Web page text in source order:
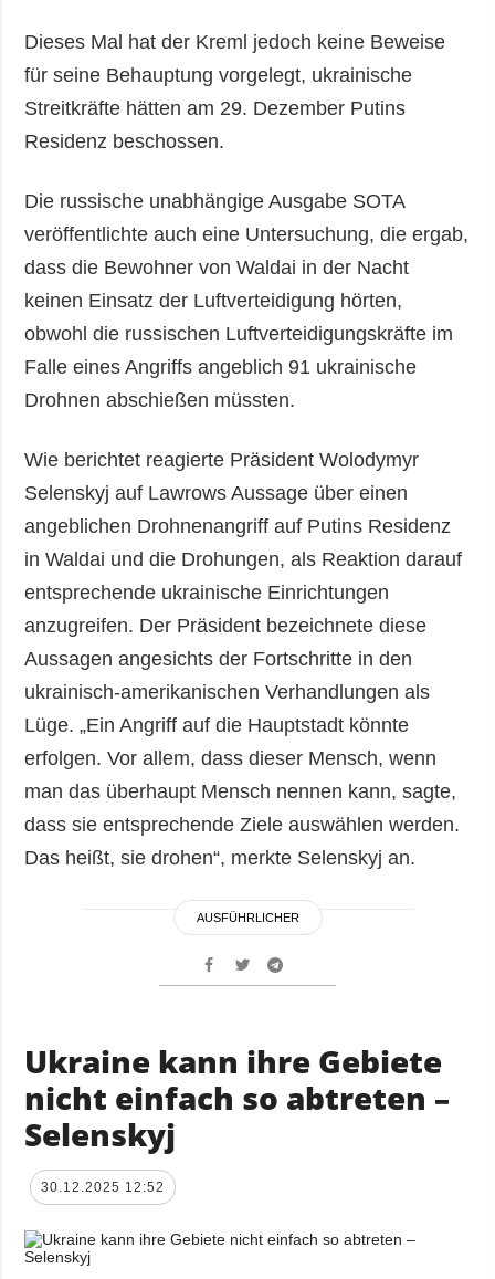
Dieses Mal hat der Kreml jedoch keine Beweise
für seine Behauptung vorgelegt, ukrainische
Streitkräfte hätten am 29. Dezember Putins
Residenz beschossen.
Die russische unabhängige Ausgabe SOTA
veröffentlichte auch eine Untersuchung, die ergab,
dass die Bewohner von Waldai in der Nacht
keinen Einsatz der Luftverteidigung hörten,
obwohl die russischen Luftverteidigungskräfte im
Falle eines Angriffs angeblich 91 ukrainische
Drohnen abschießen müssten.
Wie berichtet reagierte Präsident Wolodymyr
Selenskyj auf Lawrows Aussage über einen
angeblichen Drohnenangriff auf Putins Residenz
in Waldai und die Drohungen, als Reaktion darauf
entsprechende ukrainische Einrichtungen
anzugreifen. Der Präsident bezeichnete diese
Aussagen angesichts der Fortschritte in den
ukrainisch-amerikanischen Verhandlungen als
Lüge. „Ein Angriff auf die Hauptstadt könnte
erfolgen. Vor allem, dass dieser Mensch, wenn
man das überhaupt Mensch nennen kann, sagte,
dass sie entsprechende Ziele auswählen werden.
Das heißt, sie drohen“, merkte Selenskyj an.
AUSFÜHRLICHER
Ukraine kann ihre Gebiete
nicht einfach so abtreten –
Selenskyj
30.12.2025 12:52